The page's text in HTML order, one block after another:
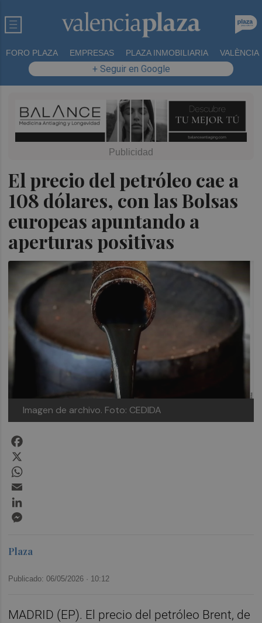
FORO PLAZA EMPRESAS PLAZA INMOBILIARIA VALÈNCIA
+ Seguir en Google
El precio del petróleo cae a
108 dólares, con las Bolsas
europeas apuntando a
aperturas positivas
Imagen de archivo. Foto: CEDIDA
Plaza
Publicado: 06/05/2026 · 10:12
MADRID (EP). El precio del petróleo Brent, de